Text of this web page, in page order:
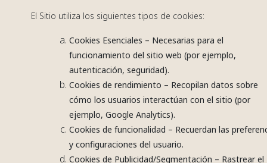
El Sitio utiliza los siguientes tipos de cookies:
Cookies Esenciales – Necesarias para el
funcionamiento del sitio web (por ejemplo,
autenticación, seguridad).
Cookies de rendimiento – Recopilan datos sobre
cómo los usuarios interactúan con el sitio (por
ejemplo, Google Analytics).
Cookies de funcionalidad – Recuerdan las
y configuraciones del usuario.
Cookies de Publicidad/Segmentación – Rastrear el